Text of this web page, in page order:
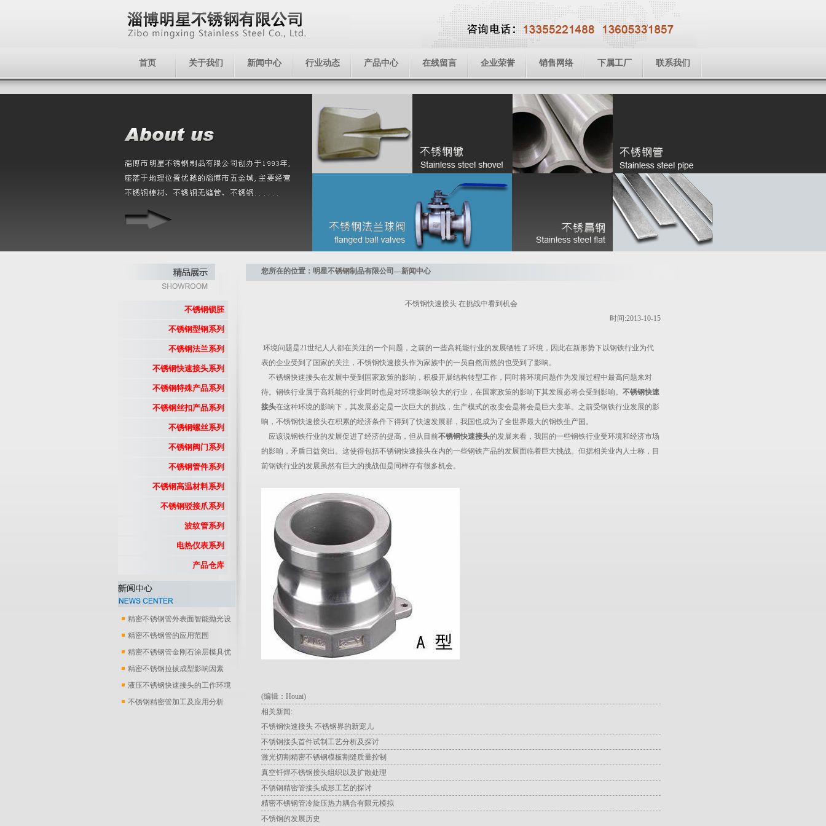
首页 关于我们 新闻中心 行业动态 产品中心 在线留言 企业荣誉 销售网络 下属工厂 联系我们
不锈钢锁胚
不锈钢型钢系列
不锈钢法兰系列
不锈钢快速接头系列
不锈钢特殊产品系列
不锈钢丝扣产品系列
不锈钢螺丝系列
不锈钢阀门系列
不锈钢管件系列
不锈钢高温材料系列
不锈钢驳接爪系列
波纹管系列
电热仪表系列
产品仓库
精密不锈钢管外表面智能抛光设
备精密不锈钢管的应用范围
精密不锈钢管金刚石涂层模具优
化..精密不锈钢拉拔成型影响因素
液压不锈钢快速接头的工作环境
不锈钢精密管加工及应用分析
您所在的位置：明星不锈钢制品有限公司—新闻中心
不锈钢快速接头 在挑战中看到机会
时间:2013-10-15
环境问题是21世纪人人都在关注的一个问题，之前的一些高耗能行业的发展牺牲了环境，因此在新形势下以钢铁行业为代
表的企业受到了国家的关注， 不锈钢快速接头作为家族中的一员自然而然的也受到了影响。
不锈钢快速接头在发展中受到国家政策的影响，积极开展结构转型工作，同时将环境问题作为发展过程中最高问题来对
待。钢铁行业属于高耗能的行业同时也是对环境影响较大的行业，在国家政策的影响下其发展必将会受到影响。 不锈钢快速
接头在这种环境的影响下，其发展必定是一次巨大的挑战，生产模式的改变会是将会是巨大变革。之前受钢铁行业发展的影
响，不锈钢快速接头在积累的经济条件下得到了快速发展群，我国也成为了全世界最大的钢铁生产国。
应该说钢铁行业的发展促进了经济的提高，但从目前不锈钢快速接头的发展来看，我国的一些钢铁行业受环境和经济市场
的影响，矛盾日益突出。这使得包括不锈钢快速接头在内的一些钢铁产品的发展面临着巨大挑战。但据相关业内人士称，目
前钢铁行业的发展虽然有巨大的挑战但是同样存有很多机会。
(编辑：houai)
相关新闻:
不锈钢快速接头 不锈钢界的新宠儿
不锈钢接头首件试制工艺分析及探讨
激光切割精密不锈钢模板割缝质量控制
真空钎焊不锈钢接头组织以及扩散处理
不锈钢精密管接头成形工艺的探讨
精密不锈钢管冷旋压热力耦合有限元模拟
不锈钢的发展历史